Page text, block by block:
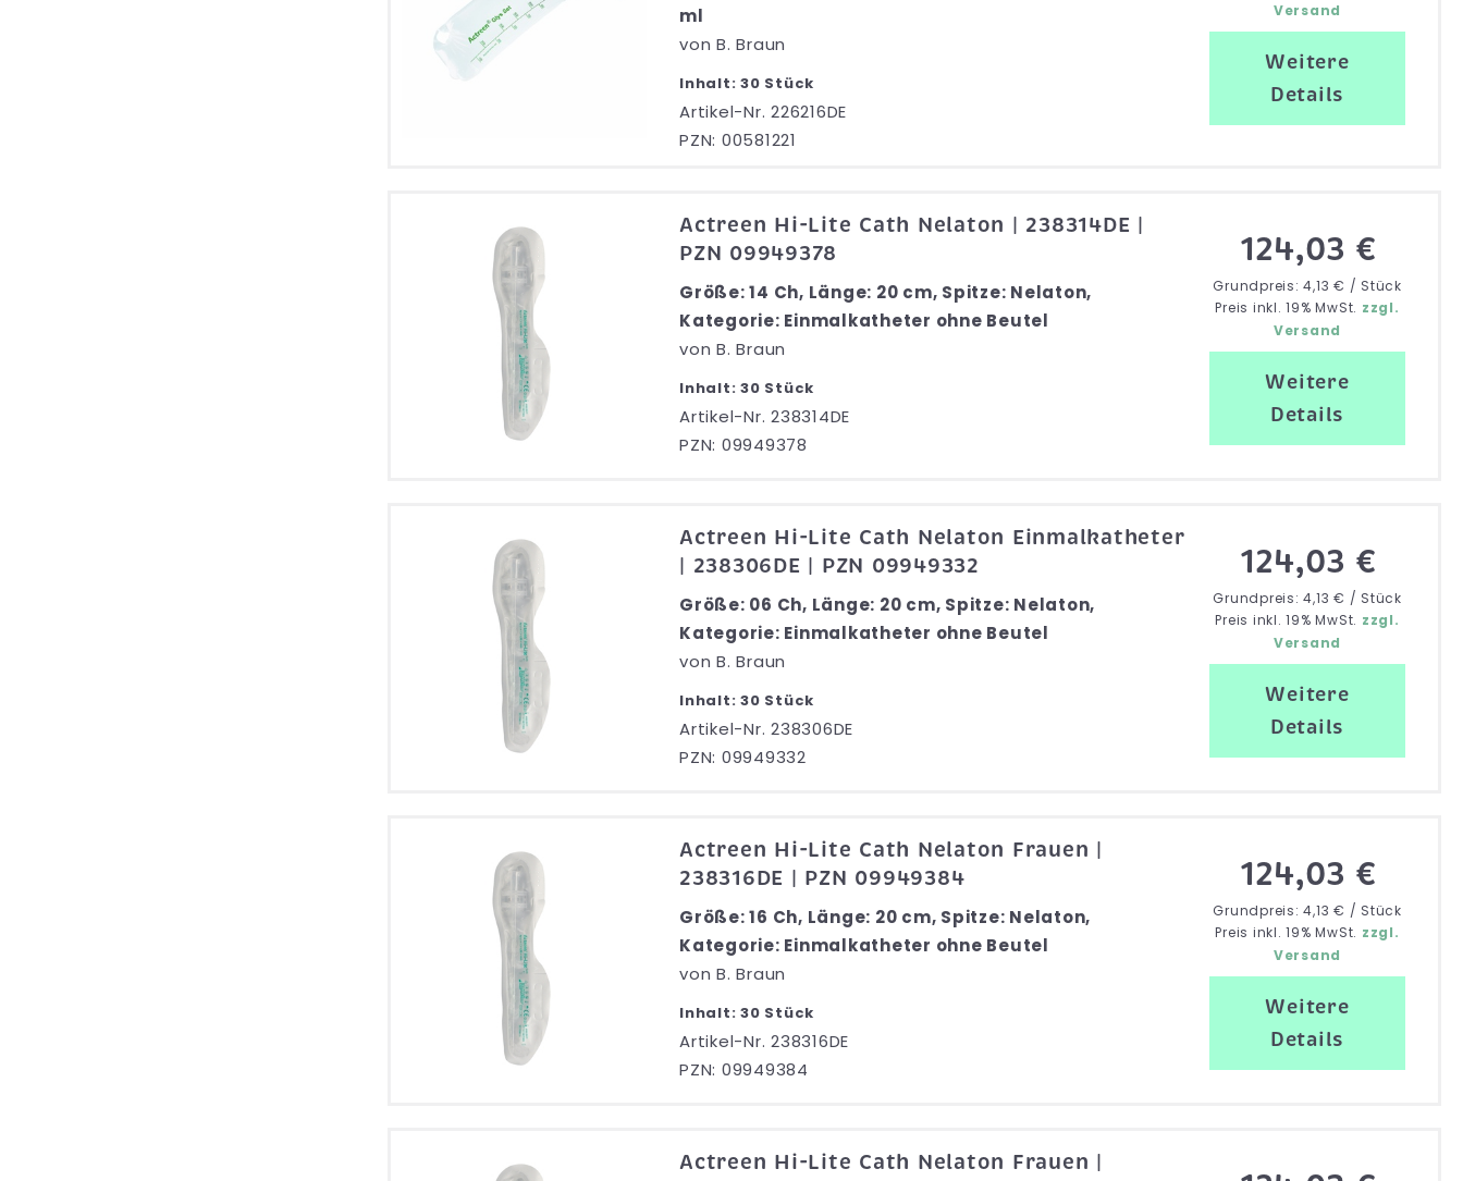
ml
von B. Braun
Inhalt: 30 Stück
Artikel-Nr. 226216DE
PZN: 00581221
Versand
Weitere
Details
Actreen Hi-Lite Cath Nelaton | 238314DE |
PZN 09949378
Größe: 14 Ch, Länge: 20 cm, Spitze: Nelaton,
Kategorie: Einmalkatheter ohne Beutel
von B. Braun
Inhalt: 30 Stück
Artikel-Nr. 238314DE
PZN: 09949378
124,03 €
Grundpreis: 4,13 € / Stück
Preis inkl. 19% MwSt. zzgl.
Versand
Weitere
Details
Actreen Hi-Lite Cath Nelaton Einmalkatheter
| 238306DE | PZN 09949332
Größe: 06 Ch, Länge: 20 cm, Spitze: Nelaton,
Kategorie: Einmalkatheter ohne Beutel
von B. Braun
Inhalt: 30 Stück
Artikel-Nr. 238306DE
PZN: 09949332
124,03 €
Grundpreis: 4,13 € / Stück
Preis inkl. 19% MwSt. zzgl.
Versand
Weitere
Details
Actreen Hi-Lite Cath Nelaton Frauen |
238316DE | PZN 09949384
Größe: 16 Ch, Länge: 20 cm, Spitze: Nelaton,
Kategorie: Einmalkatheter ohne Beutel
von B. Braun
Inhalt: 30 Stück
Artikel-Nr. 238316DE
PZN: 09949384
124,03 €
Grundpreis: 4,13 € / Stück
Preis inkl. 19% MwSt. zzgl.
Versand
Weitere
Details
Actreen Hi-Lite Cath Nelaton Frauen |